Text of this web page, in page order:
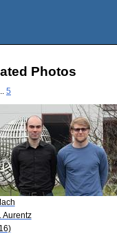
Photos
5
Aurentz